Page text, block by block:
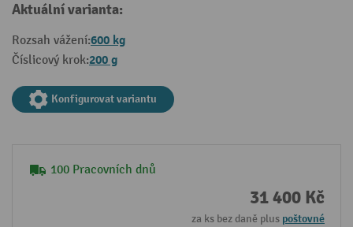
Aktuální varianta:
Rozsah vážení:600 kg
Číslicový krok:200 g
Konfigurovat variantu
100 Pracovních dnů
31 400 Kč
za ks bez daně plus poštovné